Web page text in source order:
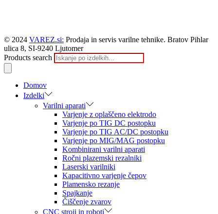
© 2024 VAREZ.si: Prodaja in servis varilne tehnike. Bratov Pihlar
ulica 8, SI-9240 Ljutomer
Products search
Domov
Izdelki
Varilni aparati
Varjenje z oplaščeno elektrodo
Varjenje po TIG DC postopku
Varjenje po TIG AC/DC postopku
Varjenje po MIG/MAG postopku
Kombinirani varilni aparati
Ročni plazemski rezalniki
Laserski varilniki
Kapacitivno varjenje čepov
Plamensko rezanje
Spajkanje
Čiščenje zvarov
CNC stroji in roboti